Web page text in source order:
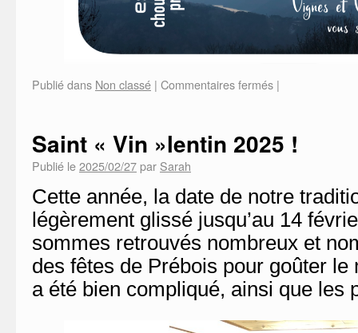
Publié dans Non classé | Commentaires fermés |
Saint « Vin »lentin 2025 !
Publié le2025/02/27par Sarah
Cette année, la date de notre
légèrement glissé jusqu’au 14
sommes retrouvés nombreux et
des fêtes de Prébois pour goûter le
a été bien compliqué, ainsi que les